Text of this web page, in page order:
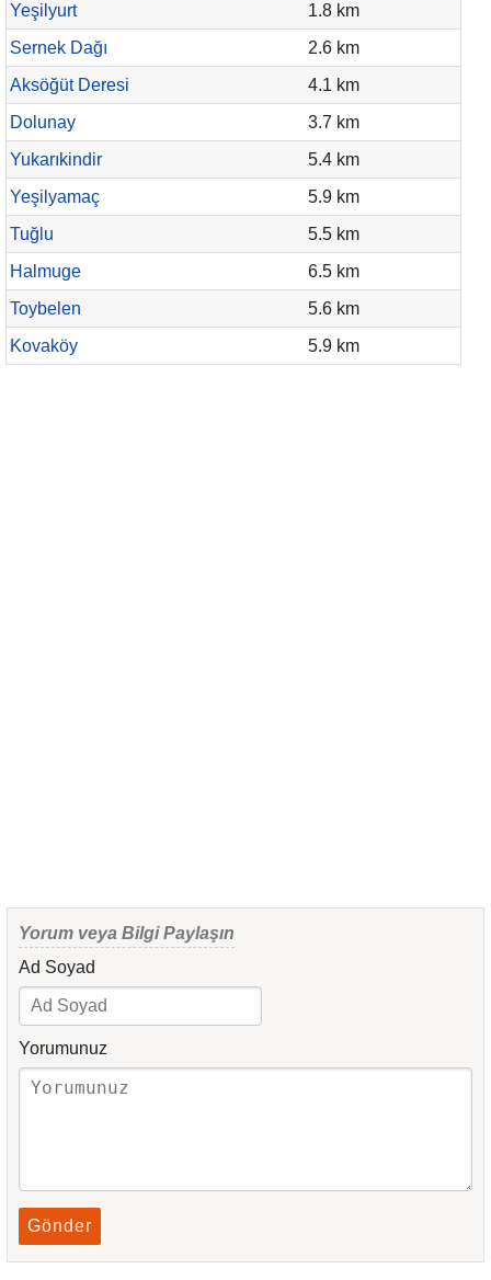
Yeşilyurt
1.8 km
Sernek Dağı
2.6 km
Aksöğüt Deresi
4.1 km
Dolunay
3.7 km
Yukarıkindir
5.4 km
Yeşilyamaç
5.9 km
Tuğlu
5.5 km
Halmuge
6.5 km
Toybelen
5.6 km
Kovaköy
5.9 km
Yorum veya Bilgi Paylaşın
Ad Soyad
Yorumunuz
Gönder